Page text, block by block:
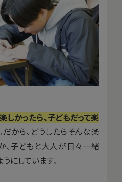
かったら、子どもだって楽
だから、どうしたらそんな楽
、子どもと大人が日々一緒
にしています。